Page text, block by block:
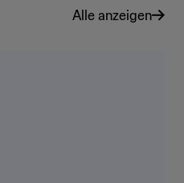
Alle anzeigen